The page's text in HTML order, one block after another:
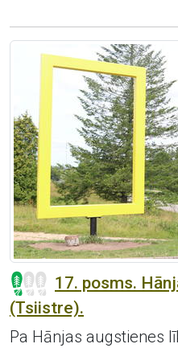
17. posms.
(Tsiistre).
Pa Hānjas augstienes